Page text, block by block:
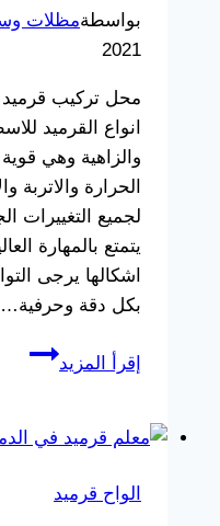
بواسطةمظلات
2021
محل تركيب قرميد
انواع القرميد
والزاهية وهي
الحرارة
لجميع التغييرات
يتمتع بالمهارة
اشكالها يرجى
بكل دقة وحرفية…
إقرأ المزيد
محل
بالدمام
أسعارالواح قرميد